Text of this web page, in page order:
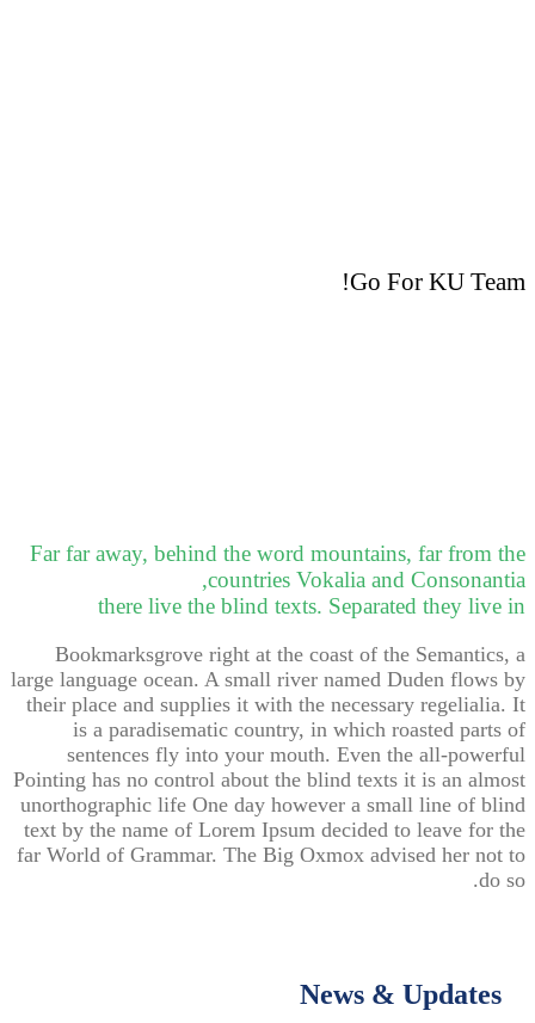
Go For KU Team!
Far far away, behind the word mountains, far from the
countries Vokalia and Consonantia,
there live the blind texts. Separated they live in
Bookmarksgrove right at the coast of the Semantics, a
large language ocean. A small river named Duden flows by
their place and supplies it with the necessary regelialia. It
is a paradisematic country, in which roasted parts of
sentences fly into your mouth. Even the all-powerful
Pointing has no control about the blind texts it is an almost
unorthographic life One day however a small line of blind
text by the name of Lorem Ipsum decided to leave for the
far World of Grammar. The Big Oxmox advised her not to
do so.
News & Updates